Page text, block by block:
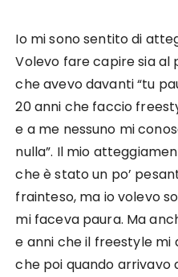
Io mi sono sentito di
Volevo fare capire sia
che avevo davanti “tu
20 anni che faccio
e a me nessuno mi
nulla”. Il mio
che è stato un po’
frainteso, ma io volevo
mi faceva paura. Ma
e anni che il freestyle mi
che poi quando arrivavo